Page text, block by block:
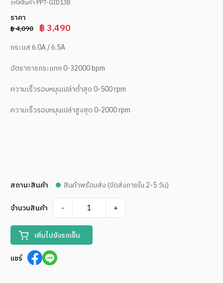
รหัสสินค้า PPT-GID13B
ราคา
฿ 4,090 ฿ 3,490
กระแส 6.0A / 6.5A
อัตราการกระแทก 0-32000 bpm
ความเร็วรอบหมุนเปล่าต่ำสุด 0-500 rpm
ความเร็วรอบหมุนเปล่าสูงสุด 0-2000 rpm
สถานะสินค้า
สินค้าพร้อมส่ง (จัดส่งภายใน 2-5 วัน)
จำนวนสินค้า
- +
เพิ่มไปยังรถเข็น
แชร์